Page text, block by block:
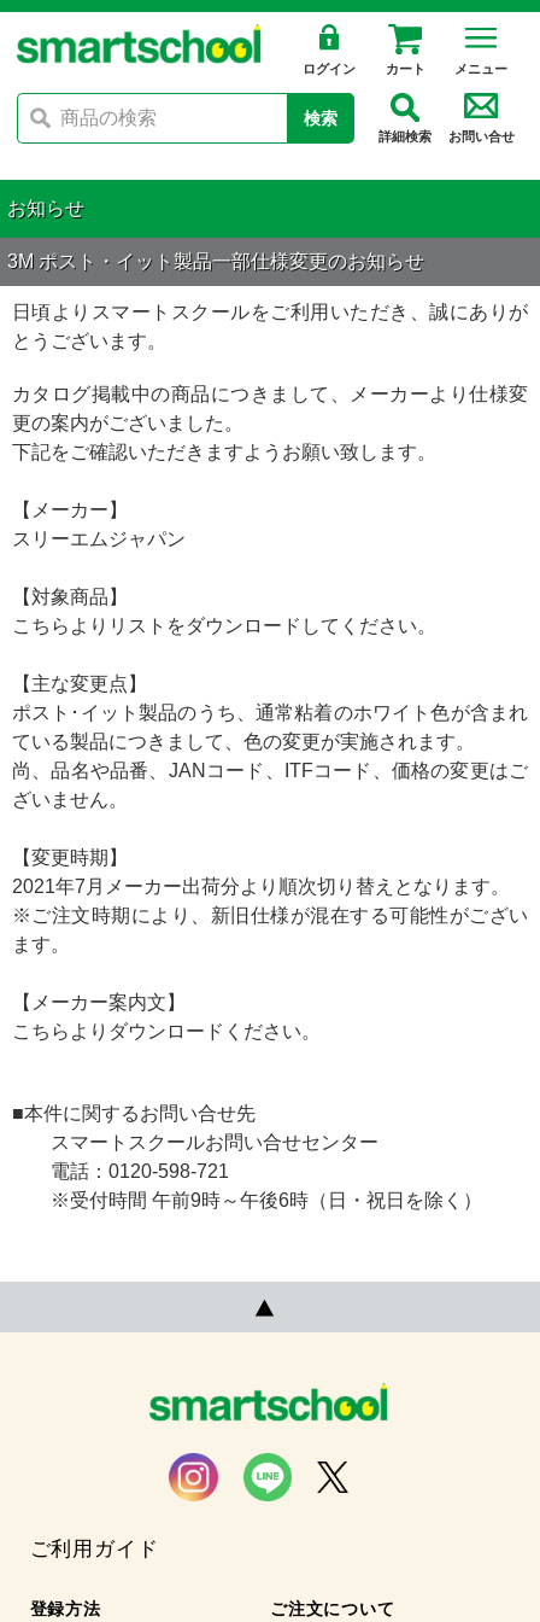
ログイン カート メニュー
検索
詳細検索 お問い合せ
お知らせ
3M ポスト・イット製品一部仕様変更のお知らせ
日頃よりスマートスクールをご利用いただき、誠にありが
とうございます。
カタログ掲載中の商品につきまして、メーカーより仕様変
更の案内がございました。
下記をご確認いただきますようお願い致します。
【メーカー】
スリーエムジャパン
【対象商品】
こちら よりリストをダウンロードしてください。
【主な変更点】
ポスト･イット製品のうち、通常粘着のホワイト色が含まれ
ている製品につきまして、色の変更が実施されます。
尚、品名や品番、JANコード、ITFコード、価格の変更はご
ざいません。
【変更時期】
2021年7月メーカー出荷分より順次切り替えとなります。
※ご注文時期により、新旧仕様が混在する可能性がござい
ます。
【メーカー案内文】
こちら よりダウンロードください。
■本件に関するお問い合せ先
スマートスクールお問い合せセンター
電話：0120-598-721
※受付時間 午前9時～午後6時（日・祝日を除く）
ご利用ガイド
登録方法 ご注文について